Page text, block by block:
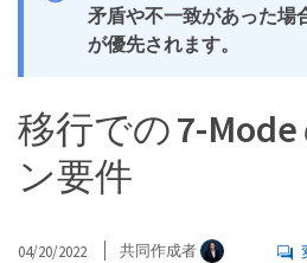
矛盾や不一致があった場
が優先されます。
移行での 7-
ン要件
04/20/2022 共同作成者